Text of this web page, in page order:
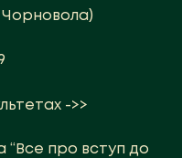
Чорновола)
->>
“Все про вступ до